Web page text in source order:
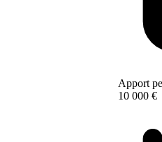
Apport
10 000 €